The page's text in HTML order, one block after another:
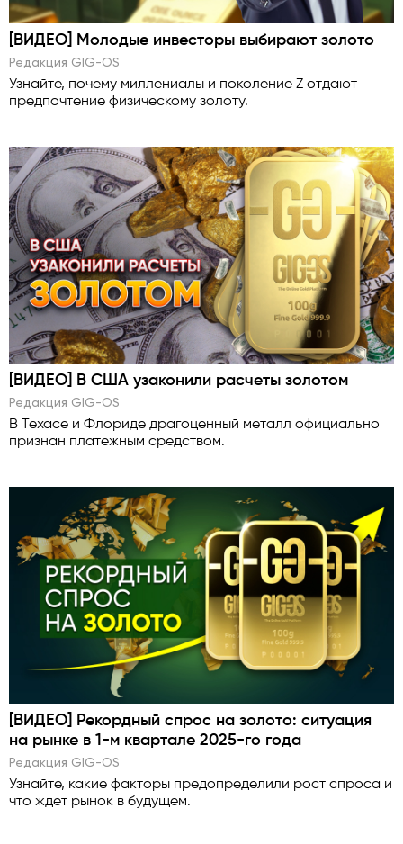
[ВИДЕО] Молодые инвесторы выбирают золото
Редакция GlG-OS
Узнайте, почему миллениалы и поколение Z отдают
предпочтение физическому золоту.
[ВИДЕО] В США узаконили расчеты золотом
Редакция GlG-OS
В Техасе и Флориде драгоценный металл официально
признан платежным средством.
[ВИДЕО] Рекордный спрос на золото: ситуация
на рынке в 1-м квартале 2025-го года
Редакция GlG-OS
Узнайте, какие факторы предопределили рост спроса и
что ждет рынок в будущем.